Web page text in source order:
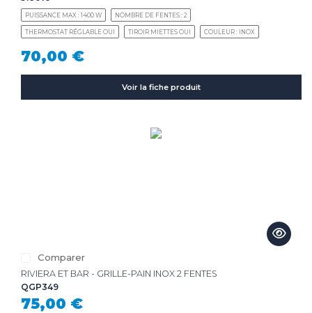
PUISSANCE MAX : 1400 W NOMBRE DE FENTES : 2
THERMOSTAT RÉGLABLE OUI TIROIR MIETTES OUI COULEUR : INOX
70,00 €
Voir la fiche produit
Comparer
RIVIERA ET BAR - GRILLE-PAIN INOX 2 FENTES
QGP349
75,00 €